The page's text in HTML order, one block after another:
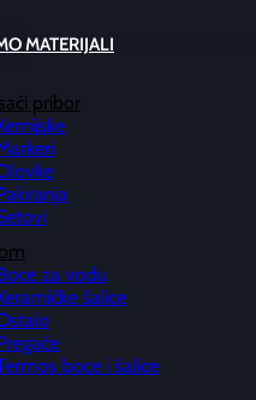
MATERIJALI
pribor
za vodu
šalice
boce i šalice